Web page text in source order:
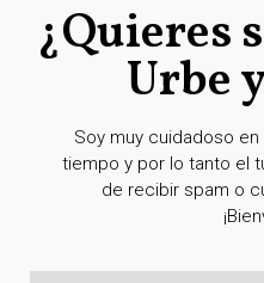
¿Quieres
Urbe
Soy muy cuidadoso
tiempo y por lo tanto el
de recibir spam o